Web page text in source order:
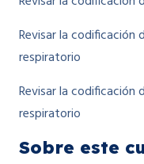
Revisar la
respiratorio
Revisar la
respiratorio
Sobre este